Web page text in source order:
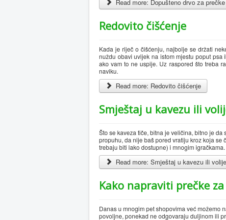
Read more: Dopušteno drvo za
Redovito čišćenje
Kada je riječ o čišćenju, najbolje se držati
nuždu obavi uvijek na istom mjestu poput
ako vam to ne uspije. Uz raspored što treba
naviku.
Read more: Redovito čišćenje
Smještaj u kavezu ili
Što se kaveza tiče, bitna je veličina, bitno je
propuhu, da nije baš pored vratiju kroz koja
trebaju biti lako dostupne) i mnogim
Read more: Smještaj u kavezu ili
Kako napraviti prečke
Danas u mnogim pet shopovima već možemo
povoljne, ponekad ne odgovaraju duljinom ili